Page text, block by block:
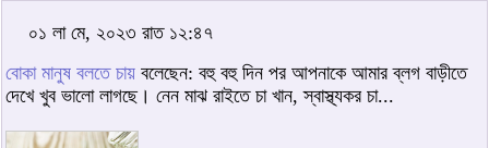
০১ লা মে, ২০২৩ রাত ১২:৪৭
বোকা মানুষ বলতে চায় বলেছেন: বহু বহু দিন পর আপনাকে আমার ব্লগ বাড়ীতে
দেখে খুব ভালো লাগছে। নেন মাঝ রাইতে চা খান, স্বাস্থ্যকর চা...